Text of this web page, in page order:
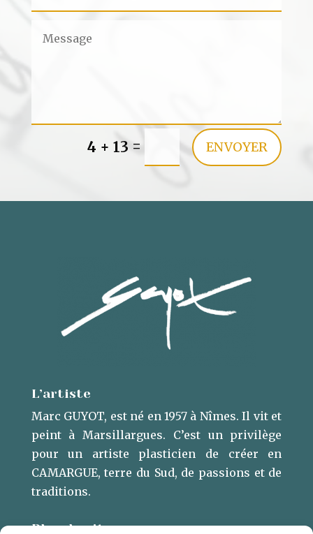
4 + 13 = ENVOYER
L’artiste
Marc GUYOT, est né en 1957 à Nîmes. Il vit et
peint à Marsillargues. ​C’est un privilège
pour un artiste plasticien de créer en
CAMARGUE, terre du Sud, de passions et de
traditions.
Plan du site